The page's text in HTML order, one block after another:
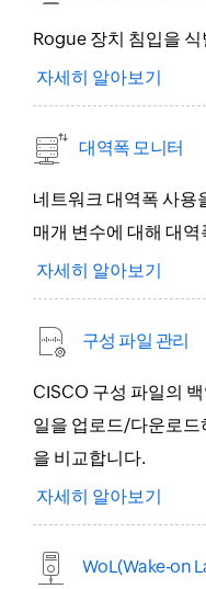
Rogue 장치 침입을
자세히 알아보기
대역폭 모니터
네트워크 대역폭 사용
매개 변수에 대해 대
자세히 알아보기
구성 파일 관리
CISCO 구성 파일의
일을 업로드/다운로드
을 비교합니다.
자세히 알아보기
WoL(Wake-on